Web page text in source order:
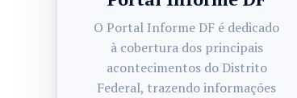
O Portal Informe DF é dedicado
à cobertura dos principais
acontecimentos do Distrito
Federal, trazendo informações